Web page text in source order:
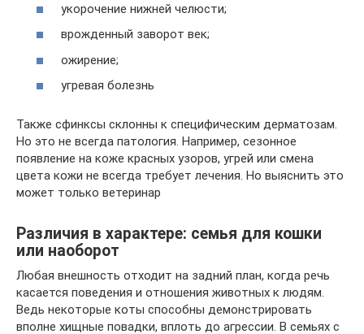
укорочение нижней челюсти;
врожденный заворот век;
ожирение;
угревая болезнь
Также сфинксы склонны к специфическим дерматозам.
Но это не всегда патология. Например, сезонное
появление на коже красных узоров, угрей или смена
цвета кожи не всегда требует лечения. Но выяснить это
может только ветеринар
Различия в характере: семья для кошки
или наоборот
Любая внешность отходит на задний план, когда речь
касается поведения и отношения животных к людям.
Ведь некоторые коты способны демонстрировать
вполне хищные повадки, вплоть до агрессии. В семьях с